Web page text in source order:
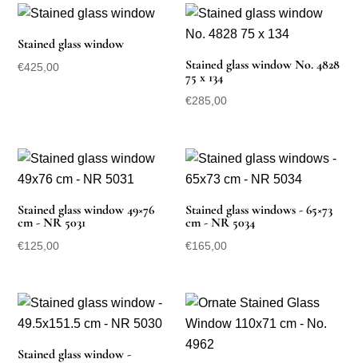
Stained glass window
€425,00
Stained glass window No. 4828
75 x 134
€285,00
Stained glass window 49×76
cm - NR 5031
€125,00
Stained glass windows - 65×73
cm - NR 5034
€165,00
Stained glass window -